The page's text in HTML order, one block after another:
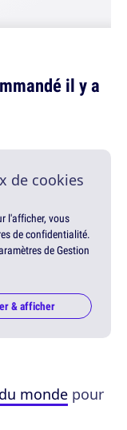
il y a
de cookies
l'afficher, vous
de confidentialité.
de Gestion
& afficher
monde pour